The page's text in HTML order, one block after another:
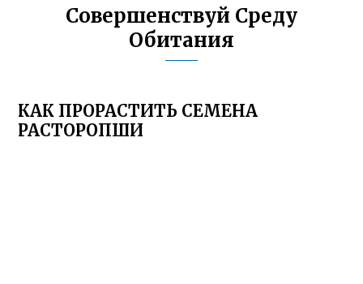
Совершенствуй Среду
Обитания
КАК ПРОРАСТИТЬ СЕМЕНА
РАСТОРОПШИ